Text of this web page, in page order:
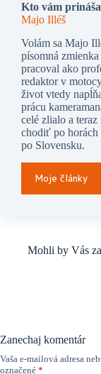
Kto vám
Majo Illéš
Volám sa Majo
písomná
pracoval ako
redaktor v
život vtedy
prácu
celé zlialo a
chodiť po
po Slovensku.
Moje články
Mohli by Vás
Zanechaj komentár
Vaša e-mailová adresa
označené *